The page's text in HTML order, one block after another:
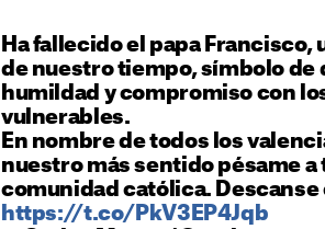
Ha fallecido el papa Francisco,
de nuestro tiempo, símbolo de
humildad y compromiso con
vulnerables.
En nombre de todos los
nuestro más sentido pésame a
comunidad católica. Descanse
https://t.co/PkV3EP4Jqb